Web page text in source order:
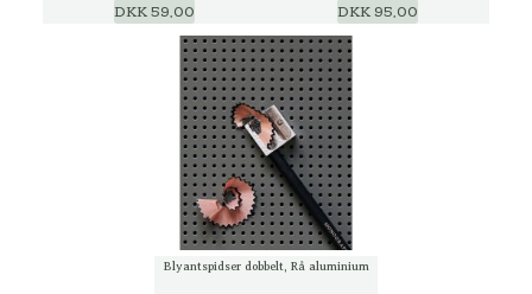
DKK 59,00 DKK 95,00
Blyantspidser dobbelt, Rå aluminium